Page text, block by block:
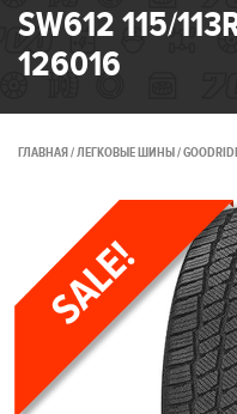
SW612 115/
126016
ГЛАВНАЯ ЛЕГКОВЫЕ ШИНЫ